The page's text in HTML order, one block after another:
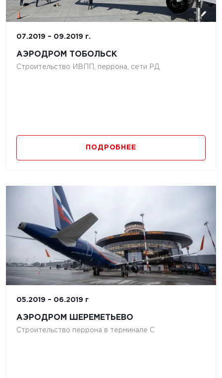
07.2019 – 09.2019 г.
АЭРОДРОМ ТОБОЛЬСК
Строительство ИВПП, перрона, сети РД
ПОДРОБНЕЕ
05.2019 – 06.2019 г
АЭРОДРОМ ШЕРЕМЕТЬЕВО
Строительство перрона в терминале С